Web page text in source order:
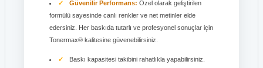
Güvenilir Performans: Özel olarak geliştirilen
formülü sayesinde canlı renkler ve net metinler elde
edersiniz. Her baskıda tutarlı ve profesyonel sonuçlar için
Tonermax® kalitesine güvenebilirsiniz.
Baskı kapasitesi takibini rahatlıkla yapabilirsiniz.